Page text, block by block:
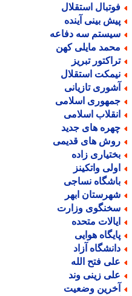
استقلال
بینی آینده
سه دفاعه
مایلی کهن
تبریز
استقلال
تازیانی
اسلامی
اسلامی
های جدید
های قدیمی
زاده
واتکینز
نساجی
ابهر
وزارت
متحده
هوایی
آزاد
فتح الله
زینی وند
وضعیت